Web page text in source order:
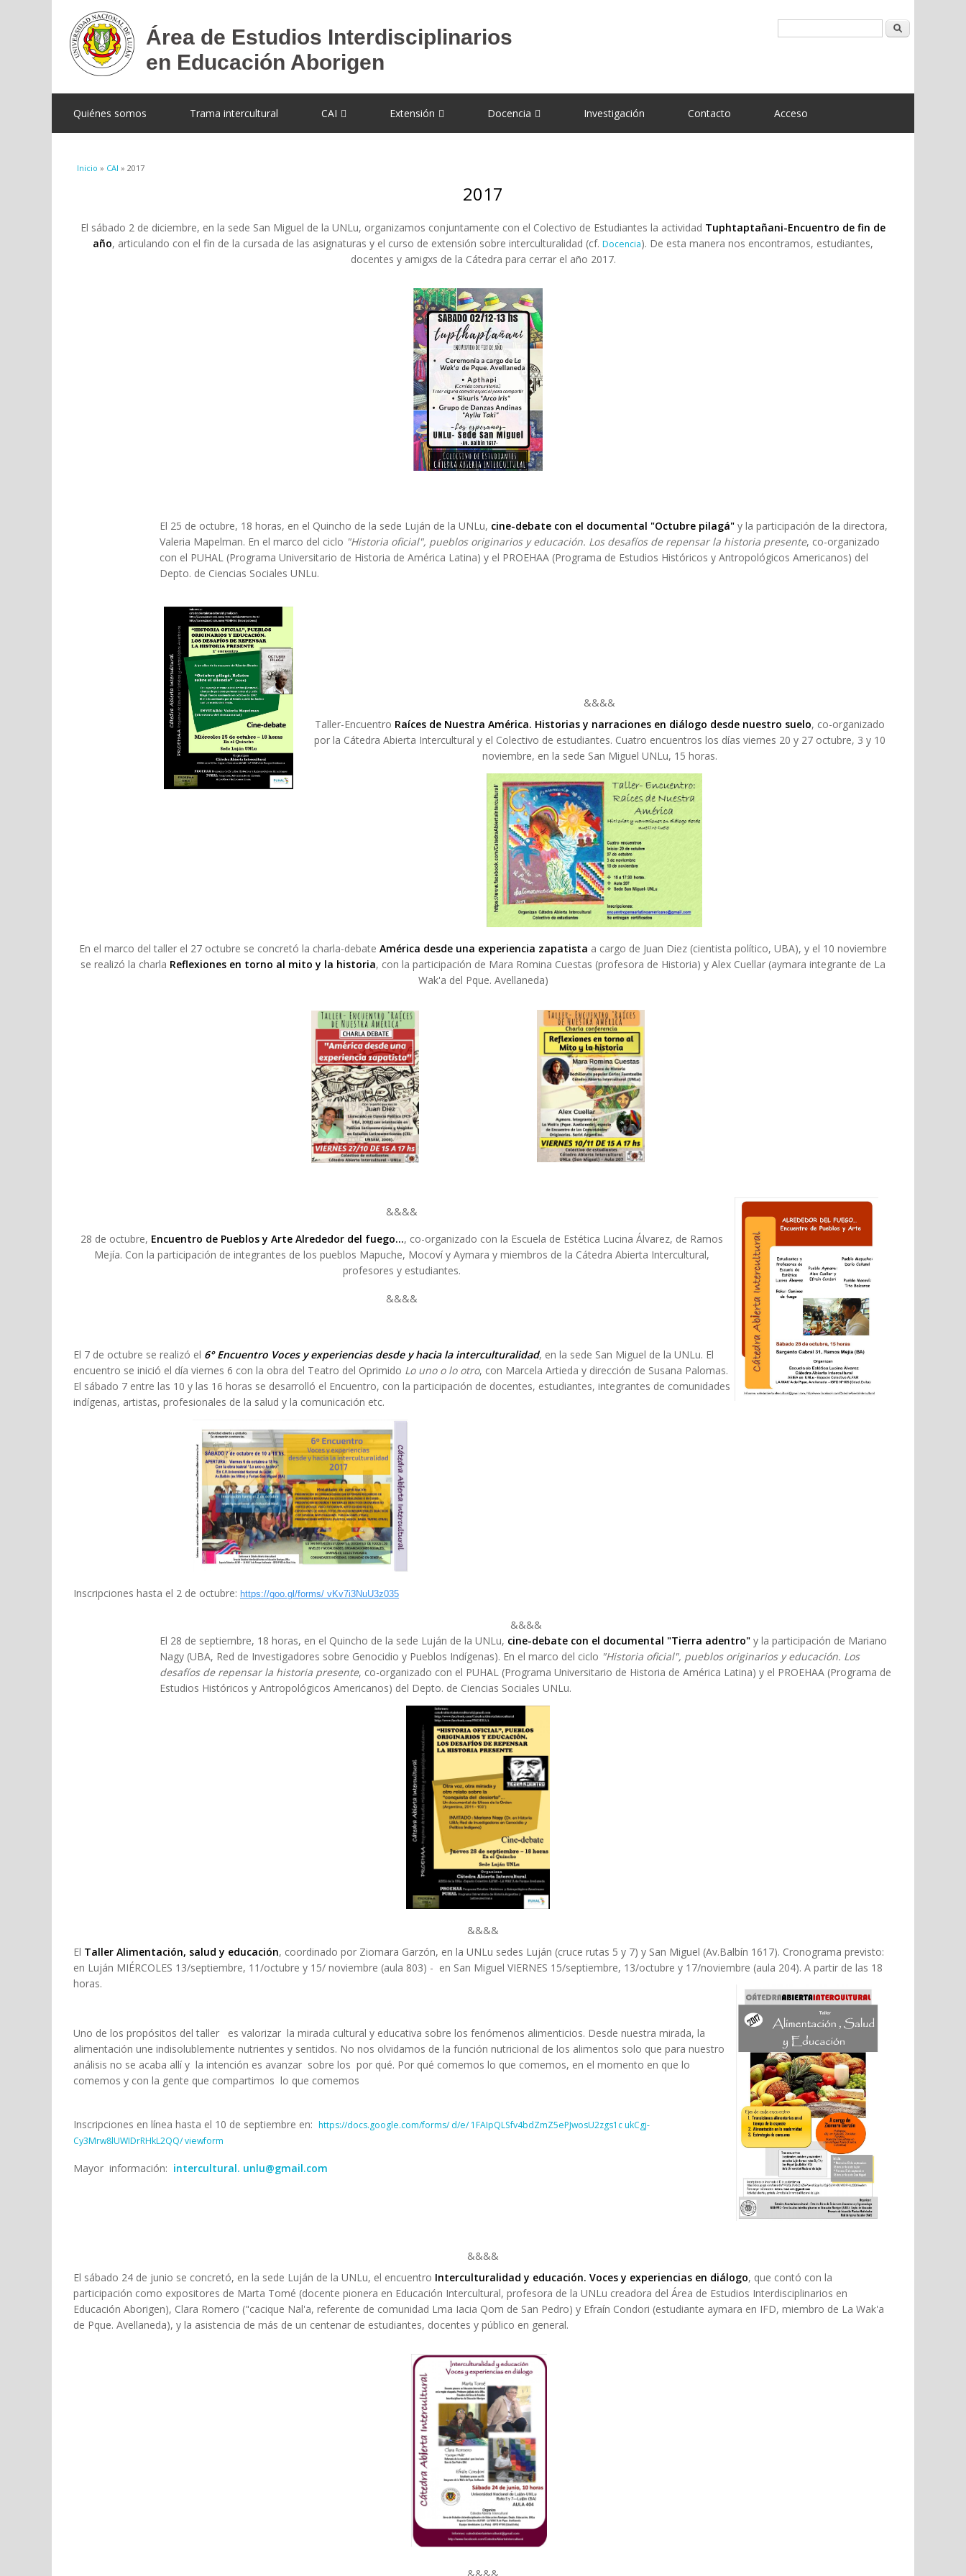
Quiénes somos Trama intercultural CAI Extensión Docencia Investigación Contacto Acceso
Se encuentra usted aquí
Inicio » CAI » 2017
2017
El sábado 2 de diciembre, en la sede San Miguel de la UNLu, organizamos conjuntamente con el Colectivo de Estudiantes la actividad Tuphtaptañani-Encuentro de fin de
año, articulando con el fin de la cursada de las asignaturas y el curso de extensión sobre interculturalidad (cf. Docencia). De esta manera nos encontramos, estudiantes,
docentes y amigxs de la Cátedra para cerrar el año 2017.
El 25 de octubre, 18 horas, en el Quincho de la sede Luján de la UNLu, cine-debate con el documental "Octubre pilagá" y la participación de la directora,
Valeria Mapelman. En el marco del ciclo "Historia oficial", pueblos originarios y educación. Los desafíos de repensar la historia presente, co-organizado
con el PUHAL (Programa Universitario de Historia de América Latina) y el PROEHAA (Programa de Estudios Históricos y Antropológicos Americanos) del
Depto. de Ciencias Sociales UNLu.
&&&&
Taller-Encuentro Raíces de Nuestra América. Historias y narraciones en diálogo desde nuestro suelo, co-organizado
por la Cátedra Abierta Intercultural y el Colectivo de estudiantes. Cuatro encuentros los días viernes 20 y 27 octubre, 3 y 10
noviembre, en la sede San Miguel UNLu, 15 horas.
En el marco del taller el 27 octubre se concretó la charla-debate América desde una experiencia zapatista a cargo de Juan Diez (cientista político, UBA), y el 10 noviembre
se realizó la charla Reflexiones en torno al mito y la historia, con la participación de Mara Romina Cuestas (profesora de Historia) y Alex Cuellar (aymara integrante de La
Wak'a del Pque. Avellaneda)
&&&&
28 de octubre, Encuentro de Pueblos y Arte Alrededor del fuego..., co-organizado con la Escuela de Estética Lucina Álvarez, de Ramos
Mejía. Con la participación de integrantes de los pueblos Mapuche, Mocoví y Aymara y miembros de la Cátedra Abierta Intercultural,
profesores y estudiantes.
&&&&
El 7 de octubre se realizó el 6° Encuentro Voces y experiencias desde y hacia la interculturalidad, en la sede San Miguel de la UNLu. El
encuentro se inició el día viernes 6 con la obra del Teatro del Oprimido Lo uno o lo otro, con Marcela Artieda y dirección de Susana Palomas.
El sábado 7 entre las 10 y las 16 horas se desarrolló el Encuentro, con la participación de docentes, estudiantes, integrantes de comunidades
indígenas, artistas, profesionales de la salud y la comunicación etc.
Inscripciones hasta el 2 de octubre: https://goo.gl/forms/ vKv7i3NuU3z035
&&&&
El 28 de septiembre, 18 horas, en el Quincho de la sede Luján de la UNLu, cine-debate con el documental "Tierra adentro" y la participación de Mariano
Nagy (UBA, Red de Investigadores sobre Genocidio y Pueblos Indígenas). En el marco del ciclo "Historia oficial", pueblos originarios y educación. Los
desafíos de repensar la historia presente, co-organizado con el PUHAL (Programa Universitario de Historia de América Latina) y el PROEHAA (Programa de
Estudios Históricos y Antropológicos Americanos) del Depto. de Ciencias Sociales UNLu.
&&&&
El Taller Alimentación, salud y educación, coordinado por Ziomara Garzón, en la UNLu sedes Luján (cruce rutas 5 y 7) y San Miguel (Av.Balbín 1617). Cronograma previsto:
en Luján MIÉRCOLES 13/septiembre, 11/octubre y 15/ noviembre (aula 803) - en San Miguel VIERNES 15/septiembre, 13/octubre y 17/noviembre (aula 204). A partir de las 18
horas.
Uno de los propósitos del taller es valorizar la mirada cultural y educativa sobre los fenómenos alimenticios. Desde nuestra mirada, la
alimentación une indisolublemente nutrientes y sentidos. No nos olvidamos de la función nutricional de los alimentos solo que para nuestro
análisis no se acaba allí y la intención es avanzar sobre los por qué. Por qué comemos lo que comemos, en el momento en que lo
comemos y con la gente que compartimos lo que comemos
Inscripciones en línea hasta el 10 de septiembre en: https://docs.google.com/forms/ d/e/ 1FAIpQLSfv4bdZmZ5ePJwosU2zgs1c ukCgj-
Cy3Mrw8lUWIDrRHkL2QQ/ viewform
Mayor información: intercultural. unlu@gmail.com
&&&&
El sábado 24 de junio se concretó, en la sede Luján de la UNLu, el encuentro Interculturalidad y educación. Voces y experiencias en diálogo, que contó con la
participación como expositores de Marta Tomé (docente pionera en Educación Intercultural, profesora de la UNLu creadora del Área de Estudios Interdisciplinarios en
Educación Aborigen), Clara Romero ("cacique Nal'a, referente de comunidad Lma Iacia Qom de San Pedro) y Efraín Condori (estudiante aymara en IFD, miembro de La Wak'a
de Pque. Avellaneda), y la asistencia de más de un centenar de estudiantes, docentes y público en general.